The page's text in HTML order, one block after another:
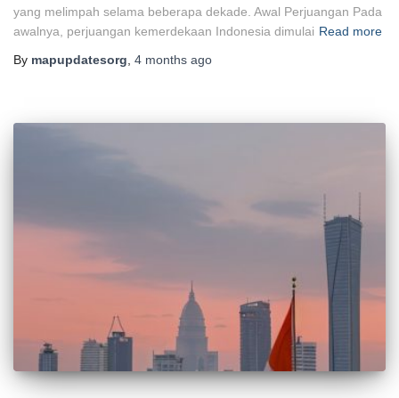
yang melimpah selama beberapa dekade. Awal Perjuangan Pada
awalnya, perjuangan kemerdekaan Indonesia dimulai Read more
By mapupdatesorg 4 months ago